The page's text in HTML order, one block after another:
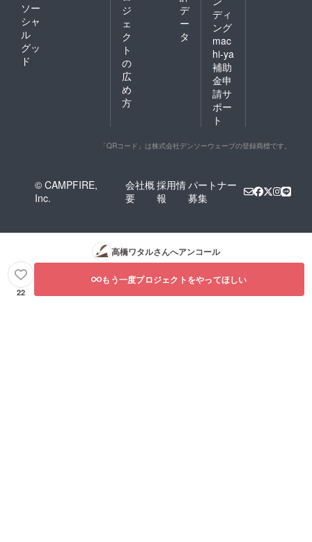
ソー
シャ
ル
グッ
ド
ジ
ェ
ク
ト
の
広
め
方
デ
ー
タ
ディ
ング
mac
hi-ya
補助
金申
請サ
ポー
ト
「QRコード」は株式会社デンソーウェーブの登録商標です。
© CAMPFIRE,
Inc.
会社概
要
採用情
報
パートナー
募集
高橋ワタルさんへアンコール
22
もう一度プロジェクトをやってほしい